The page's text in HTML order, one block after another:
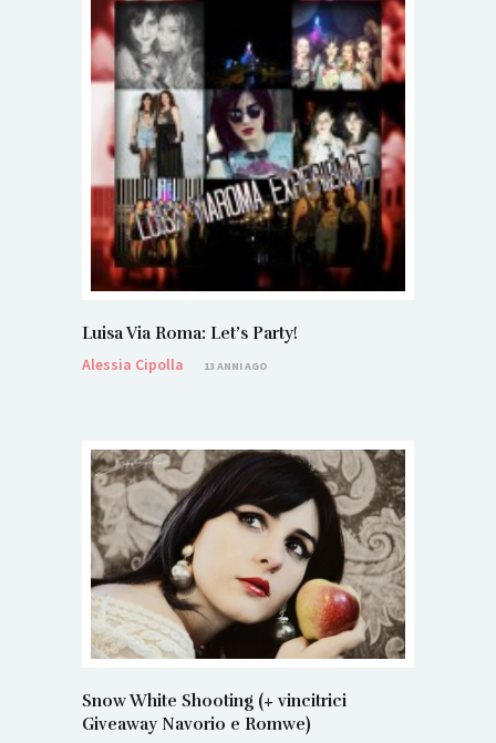
Luisa Via Roma: Let’s Party!
Alessia Cipolla
13 ANNI AGO
Snow White Shooting (+ vincitrici
Giveaway Navorio e Romwe)